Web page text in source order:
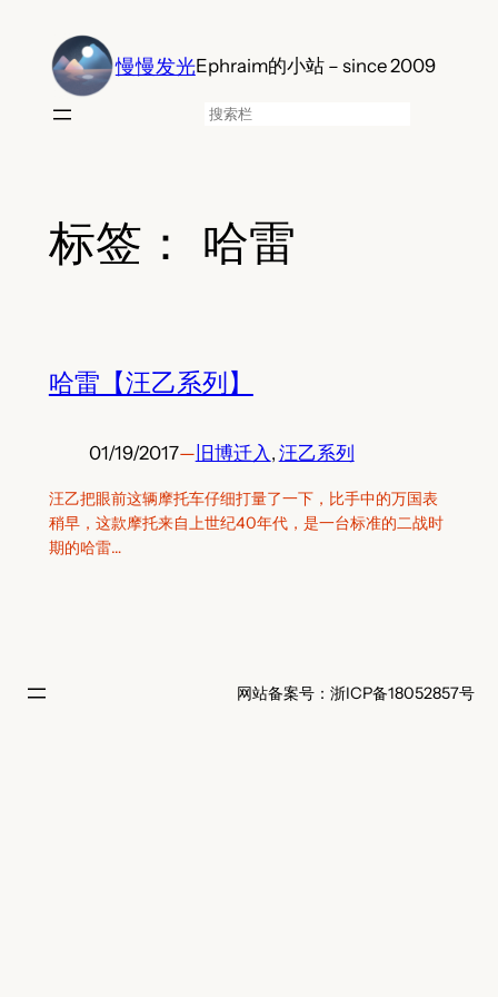
慢慢发光Ephraim的小站 – since 2009
搜
标签： 哈雷
哈雷【汪乙系列】
01/19/2017— 旧博迁入 , 汪乙系列
汪乙把眼前这辆摩托车仔细打量了一下，比手中的万国表
稍早，这款摩托来自上世纪40年代，是一台标准的二战时
期的哈雷…
网站备案号：浙ICP备18052857号